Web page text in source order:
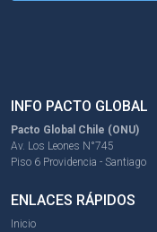
INFO PACTO GLOBAL
Pacto Global Chile (ONU)
Av. Los Leones N°745
Piso 6 Providencia - Santiago
ENLACES RÁPIDOS
Inicio